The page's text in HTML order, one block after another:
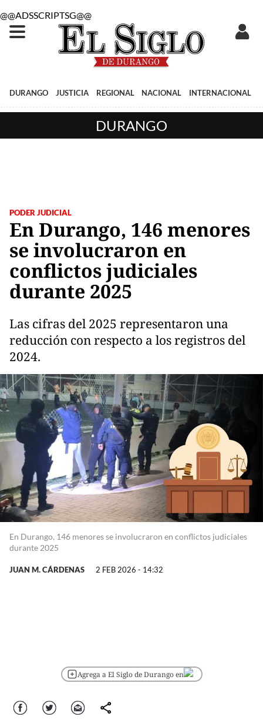
@@ADSSCRIPTSG@@
DURANGO JUSTICIA REGIONAL NACIONAL INTERNACIONAL
DURANGO
PODER JUDICIAL
En Durango, 146 menores
se involucraron en
conflictos judiciales
durante 2025
Las cifras del 2025 representaron una
reducción con respecto a los registros del
2024.
En Durango, 146 menores se involucraron en conflictos judiciales
durante 2025
JUAN M. CÁRDENAS 2 FEB 2026 - 14:32
Agrega a El Siglo de Durango en
Facebook Twitter Correo comparte